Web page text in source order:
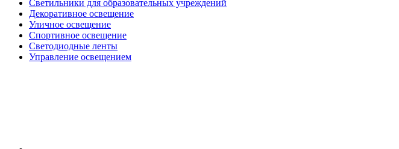
Светильники для образовательных учреждений
Декоративное освещение
Уличное освещение
Спортивное освещение
Светодиодные ленты
Управление освещением